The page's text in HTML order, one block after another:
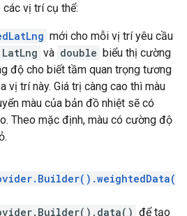
vị trí cụ thể:
mới cho mỗi vị trí yêu cầu
LatLng và double biểu thị cường
độ cho biết tầm quan trọng tương
vị trí này. Giá trị càng cao thì màu
màu của bản đồ nhiệt sẽ có
Theo mặc định, màu có cường độ
để tạo